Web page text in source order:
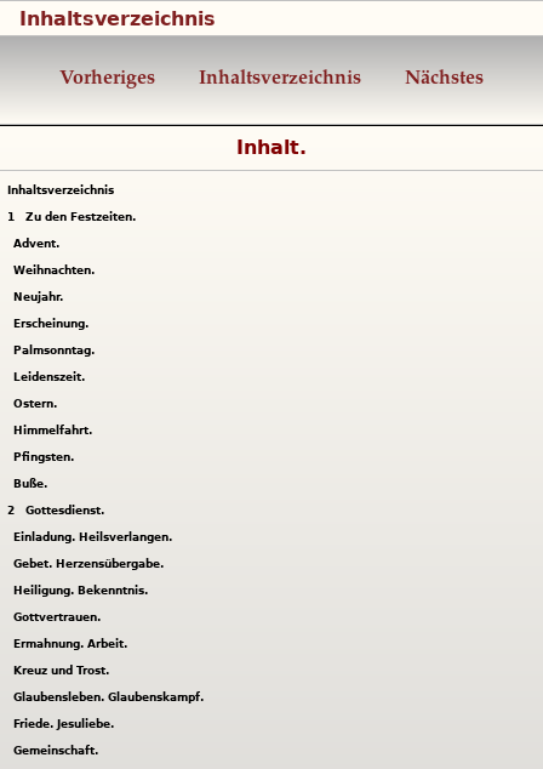
Inhaltsverzeichnis
Vorheriges Inhaltsverzeichnis Nächstes
Inhalt.
Inhaltsverzeichnis
1 Zu den Festzeiten.
Advent.
Weihnachten.
Neujahr.
Erscheinung.
Palmsonntag.
Leidenszeit.
Ostern.
Himmelfahrt.
Pfingsten.
Buße.
2 Gottesdienst.
Einladung. Heilsverlangen.
Gebet. Herzensübergabe.
Heiligung. Bekenntnis.
Gottvertrauen.
Ermahnung. Arbeit.
Kreuz und Trost.
Glaubensleben. Glaubenskampf.
Friede. Jesuliebe.
Gemeinschaft.